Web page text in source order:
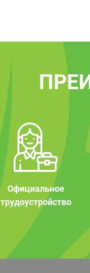
Официальное
трудоустройство